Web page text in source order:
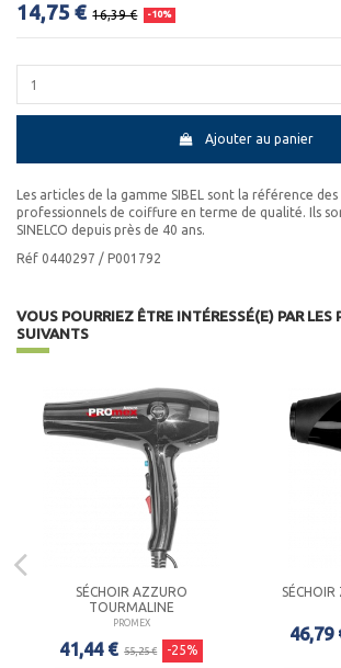
14,75 € 16,39 € -10%
Ajouter au panier
Les articles de la gamme SIBEL sont la référence
professionnels de coiffure en terme de qualité. Ils
SINELCO depuis près de 40 ans.
Réf 0440297 / P001792
VOUS POURRIEZ ÊTRE INTÉRESSÉ(E) PAR LES
SUIVANTS
SÉCHOIR AZZURO
TOURMALINE
PROMEX
41,44 € 55,25 € -25%
SÉCHOIR
46,79